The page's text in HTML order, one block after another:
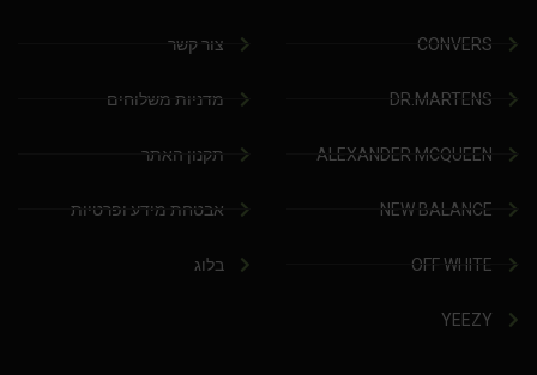
CONVERS
DR.MARTENS
ALEXANDER MCQUEEN
NEW BALANCE
OFF WHITE
YEEZY
צור קשר
מדניות משלוחים
תקנון האתר
אבטחת מידע ופרטיות
בלוג